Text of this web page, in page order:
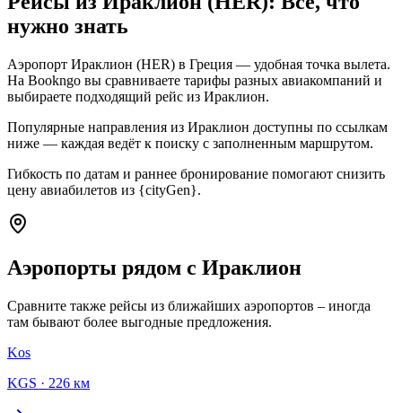
нужно знать
Аэропорт Ираклион (HER) в Греция — удобная точка вылета.
На Bookngo вы сравниваете тарифы разных авиакомпаний и
выбираете подходящий рейс из Ираклион.
Популярные направления из Ираклион доступны по ссылкам
ниже — каждая ведёт к поиску с заполненным маршрутом.
Гибкость по датам и раннее бронирование помогают снизить
цену авиабилетов из {cityGen}.
Аэропорты рядом с Ираклион
Сравните также рейсы из ближайших аэропортов – иногда
там бывают более выгодные предложения.
Kos
KGS · 226 км